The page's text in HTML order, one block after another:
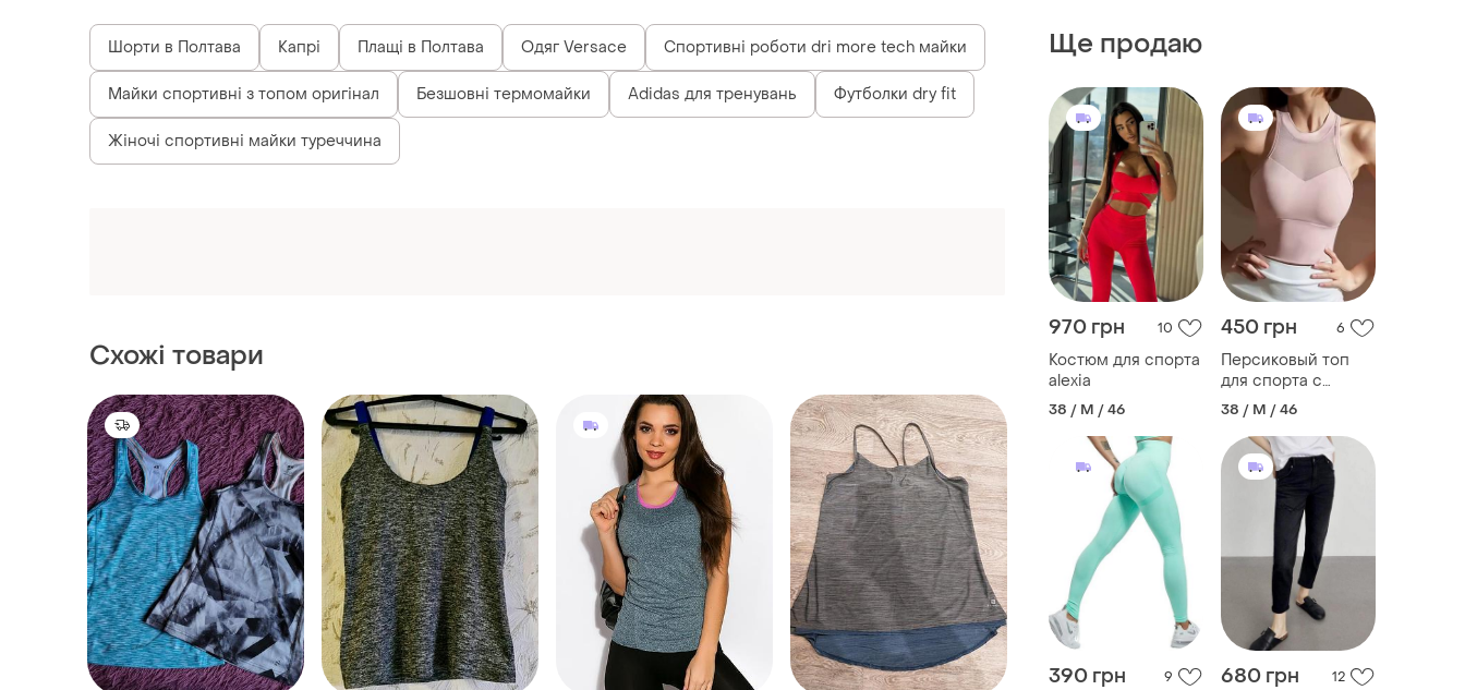
Ще продаю
970 грн 10
Костюм для спорта
alexia
38 / M / 46
450 грн 6
Персиковый топ
для спорта с
чашками
38 / M / 46
390 грн 9 680 грн 12
Шорти в Полтава Капрі Плащі в Полтава Одяг Versace Спортивні роботи dri more tech майки
Майки спортивні з топом оригінал Безшовні термомайки Adidas для тренувань Футболки dry fit
Жіночі спортивні майки туреччина
80 грн 3
Майки для спорту / майка
для залу / футболка для
спорту
36 / S / 44
71 грн 4
75 грн
розпродаж до 09 серп
Майка для спорта
200 грн
B'TWIN
Майка спортивна, майка
для занять спортом btwin
190 грн 1
Decathlon
Жіноча майка для занять
спортом.